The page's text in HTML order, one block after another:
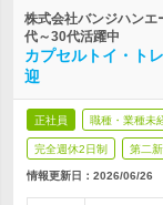
株式会社バンジハン
代～30代活躍中
カプセルトイ・ト
迎
正社員 職種・業種未
完全週休2日制 第二
情報更新日：2026/06/26